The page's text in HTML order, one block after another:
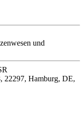
und
22297, Hamburg, DE,